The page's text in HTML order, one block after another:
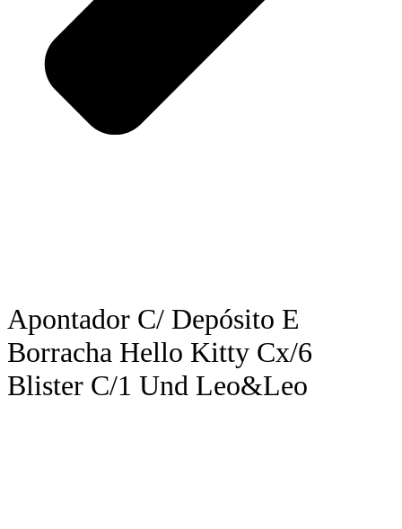
Apontador C/ Depósito E
Borracha Hello Kitty Cx/6
Blister C/1 Und Leo&Leo